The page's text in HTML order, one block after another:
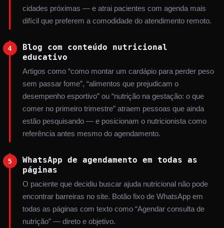
cidades próximas — e atrai pacientes com agenda mais
difícil que preferem a comodidade do atendimento remoto.
4
Blog com conteúdo nutricional
educativo
Artigos como “como montar um cardápio para perder peso
sem passar fome”, “alimentos que prejudicam o
desempenho esportivo” ou “nutrição na gestação: o que
comer no primeiro trimestre” atraem pessoas que ainda
estão pesquisando — e posicionam o nutricionista como
referência antes mesmo do agendamento.
5
WhatsApp de agendamento em todas as
páginas
O paciente que decidiu buscar ajuda nutricional não pode
encontrar barreiras no site. Botão fixo de WhatsApp em
todas as páginas com texto como “Agendar consulta de
nutrição” — direto e objetivo.